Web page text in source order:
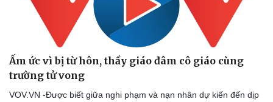
Ấm ức vì bị từ hôn, thầy giáo đâm cô giáo cùng
trường tử vong
VOV.VN -Được biết giữa nghi phạm và nạn nhân dự kiến đến dịp